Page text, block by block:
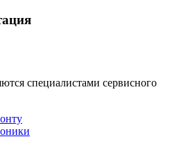
специалистами сервисного